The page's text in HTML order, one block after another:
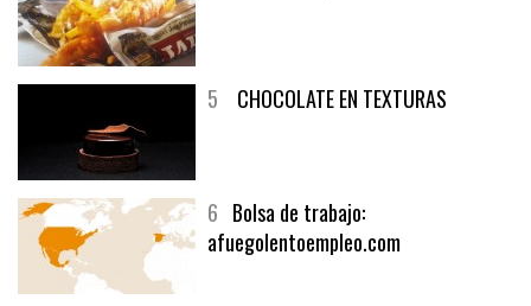
6Bolsa de trabajo: